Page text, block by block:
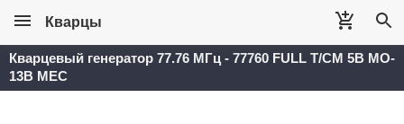
Кварцы
Кварцевый генератор 77.76 МГц - 77760 FULL T/CM 5В MO-
13B MEC